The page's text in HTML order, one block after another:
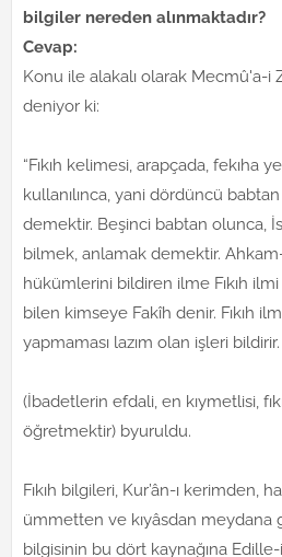
bilgiler nereden alınmaktadır?
Cevap:
Konu ile alakalı olarak Mecmû'a-i
deniyor ki:
“Fıkıh kelimesi, arapçada, fekıha
kullanılınca, yani dördüncü
demektir. Beşinci babtan olunca,
bilmek, anlamak demektir.
hükümlerini bildiren ilme Fıkıh ilmi
bilen kimseye Fakîh denir. Fıkıh
yapmaması lazım olan işleri
(İbadetlerin efdali, en kıymetlisi,
öğretmektir) byuruldu.
Fıkıh bilgileri, Kur’ân-ı kerimden,
ümmetten ve kıyâsdan meydana
bilgisinin bu dört kaynağına Edille-